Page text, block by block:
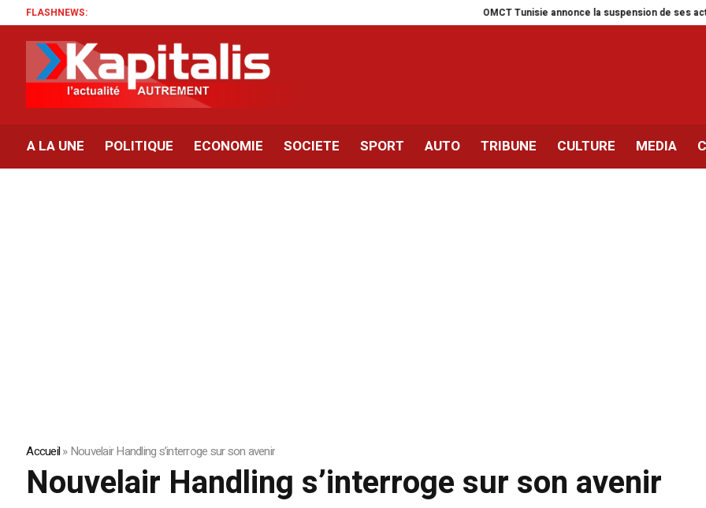
FLASHNEWS: OMCT Tunisie annonce la suspension de ses activités
A LA UNE POLITIQUE ECONOMIE SOCIETE SPORT AUTO TRIBUNE CULTURE MEDIA
Accueil»Nouvelair Handling s’interroge sur son avenir
Nouvelair Handling s’interroge sur son avenir